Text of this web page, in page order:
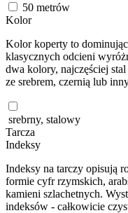
50 metrów
Kolor
Kolor koperty to
klasycznych odcieni
dwa kolory, najczęściej
ze srebrem, czernią lub
srebrny, stalowy
Tarcza
Indeksy
Indeksy na tarczy opisują
formie cyfr rzymskich,
kamieni szlachetnych.
indeksów - całkowicie